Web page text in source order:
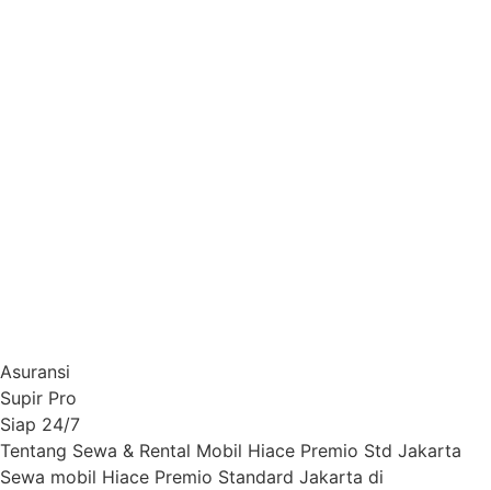
Asuransi
Supir Pro
Siap 24/7
Tentang Sewa & Rental Mobil Hiace Premio Std Jakarta
Sewa mobil Hiace Premio Standard Jakarta di